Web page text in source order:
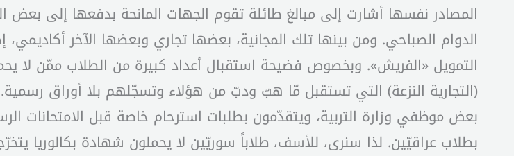
المصادر نفسها أشارت إلى مبالغ طائلة تقوم الجهات المانحة بدفعها إلى
الدوام الصباحي. ومن بينها تلك المجانية، بعضها تجاري وبعضها الآخر
التمويل «الفريش». وبخصوص فضيحة استقبال أعداد كبيرة من الطلاب ممّن لا
(التجارية النزعة) التي تستقبل مّا هبّ ودبّ من هؤلاء وتسجّلهم بلا أوراق
بعض موظفي وزارة التربية، ويتقدّمون بطلبات استرحام خاصة قبل الامتحانات
بطلاب عراقيّين. لذا سنرى، للأسف، طلاباً سوريّين لا يحملون شهادة بكالوريا